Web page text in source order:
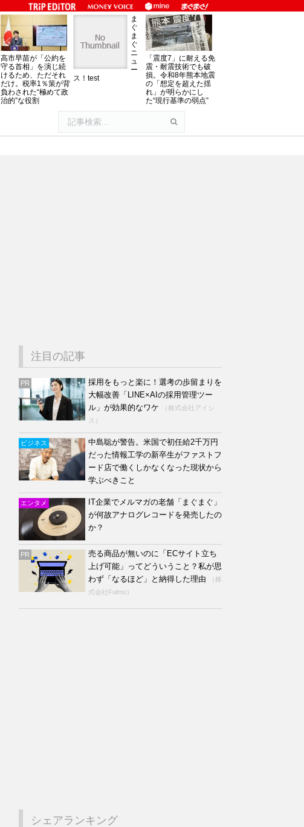
高市早苗が「公約を
守る首相」を演じ続
けるため、ただそれ
だけ。税率1％策が背
負わされた“極めて政
治的”な役割
ま
ぐ
ま
ぐ
ニ
ュ
ー
ス！test
「震度7」に耐える免
震・耐震技術でも破
損。令和8年熊本地震
の「想定を超えた揺
れ」が明らかにし
た“現行基準の弱点”
注目の記事
PR
採用をもっと楽に！選考の歩留まりを
大幅改善「LINE×AIの採用管理ツー
ル」が効果的なワケ
（株式会社アイシ
ス）
ビジネス
中島聡が警告。米国で初任給2千万円
だった情報工学の新卒生がファストフ
ード店で働くしかなくなった現状から
学ぶべきこと
エンタメ
IT企業でメルマガの老舗「まぐまぐ」
が何故アナログレコードを発売したの
か？
PR
売る商品が無いのに「ECサイト立ち
上げ可能」ってどういうこと？私が思
わず「なるほど」と納得した理由
（株
式会社Fulmo）
シェアランキング